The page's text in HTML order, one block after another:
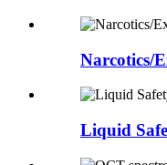
Narcotics/
Liquid